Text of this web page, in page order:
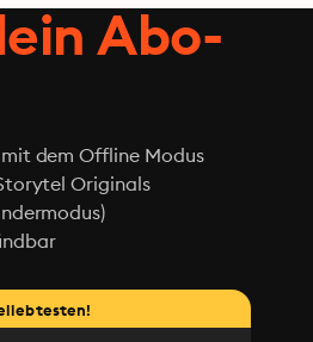
Abo-
dem Offline Modus
Originals